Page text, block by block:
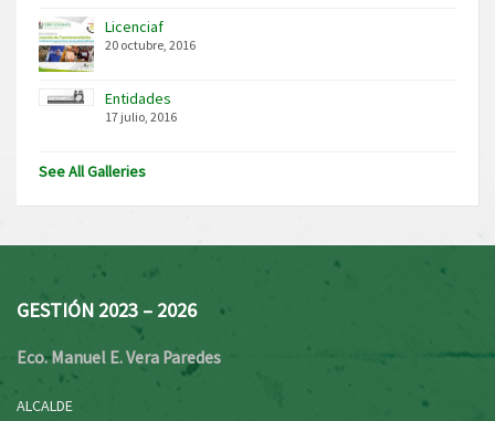
Licenciaf
20 octubre, 2016
Entidades
17 julio, 2016
See All Galleries
GESTIÓN 2023 – 2026
Eco. Manuel E. Vera Paredes
ALCALDE